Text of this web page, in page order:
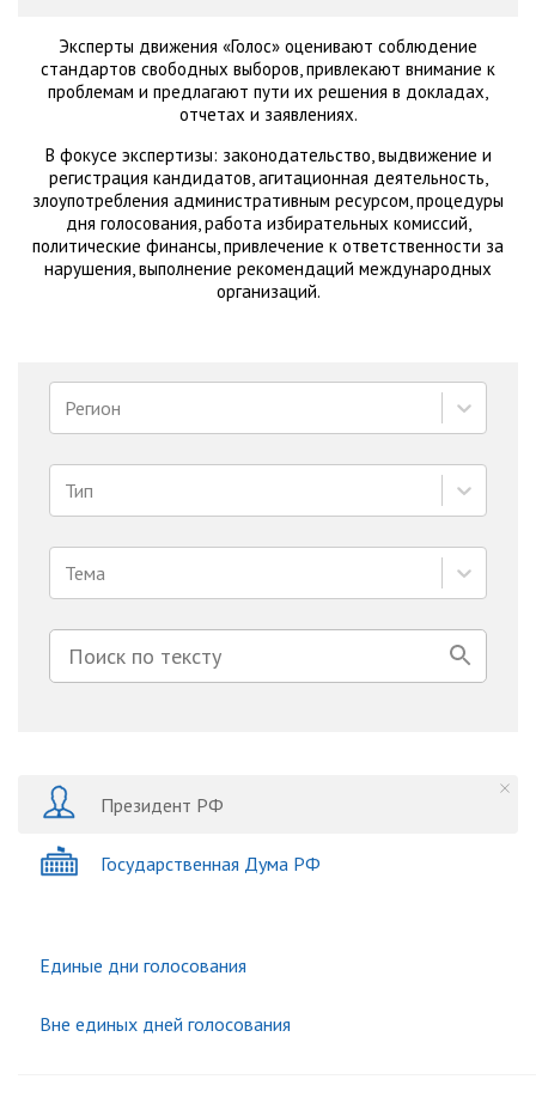
Эксперты движения «Голос» оценивают соблюдение
стандартов свободных выборов, привлекают внимание к
проблемам и предлагают пути их решения в докладах,
отчетах и заявлениях.
В фокусе экспертизы: законодательство, выдвижение и
регистрация кандидатов, агитационная деятельность,
злоупотребления административным ресурсом, процедуры
дня голосования, работа избирательных комиссий,
политические финансы, привлечение к ответственности за
нарушения, выполнение рекомендаций международных
организаций.
Регион
Тип
Тема
Президент РФ
Государственная Дума РФ
Единые дни голосования
Вне единых дней голосования